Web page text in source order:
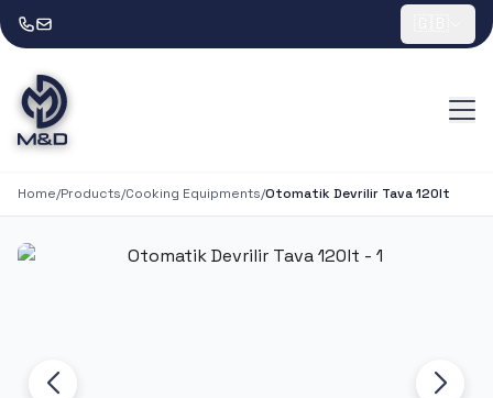
Home/Products/Cooking Equipments/Otomatik Devrilir Tava 120lt